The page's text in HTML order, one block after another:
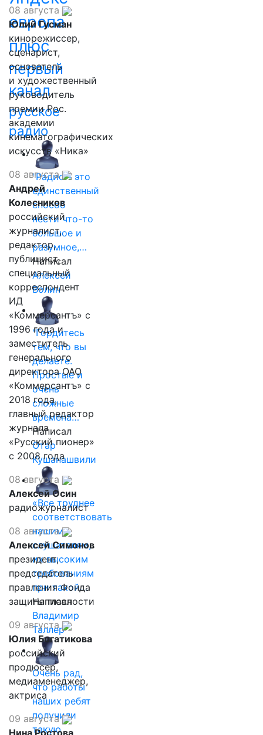
европа
плюс
первый
канал
русское
радио
"Радио - это
единственный
способ
нести что-то
большое и
разумное,…
Написал
Алексей
Волин
"Гордитесь
тем, что вы
делаете.
Простые и
очень
сложные
времена…
Написал
Отар
Кушанашвили
«Все труднее
соответствовать
нашим
слушателям,
их высоким
требованиям
при такой…
Написал
Владимир
Таллер
Очень рад,
что работы
наших ребят
получили
такую
08 августа
Юлий Гусман
кинорежиссер,
сценарист,
основатель
и художественный
руководитель
премии Рос.
академии
кинематографических
искусств «Ника»
08 августа
Андрей
Колесников
российский
журналист,
редактор,
публицист,
специальный
корреспондент
ИД
«Коммерсантъ» с
1996 года и
заместитель
генерального
директора ОАО
«Коммерсантъ» с
2018 года,
главный редактор
журнала
«Русский пионер»
с 2008 года
08 августа
Алексей Осин
радиожурналист
08 августа
Алексей Симонов
президент,
председатель
правления Фонда
защиты гласности
09 августа
Юлия Богатикова
российский
продюсер,
медиаменеджер,
актриса
09 августа
Нина Ростова